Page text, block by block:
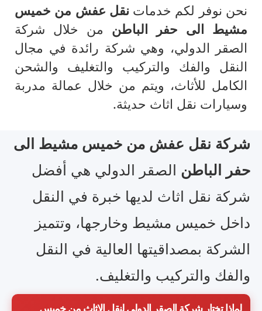
نحن نوفر لكم خدمات نقل عفش من خميس
مشيط الى حفر الباطنمن خلال شركة
الصقر الدولي، وهي شركة رائدة في مجال
النقل والفك والتركيب والتغليف والشحن
الكامل للأثاث، ويتم من خلال عمالة مدربة
وسيارات نقل اثاث حديثة.
شركة نقل عفش من خميس مشيط الى
حفر الباطنالصقر الدولي هي أفضل
شركة نقل اثاث لديها خبرة في النقل
داخل خميس مشيط وخارجها، وتتميز
الشركة بمصداقيتها العالية في النقل
والفك والتركيب والتغليف.
لماذا تختار شركة الصقر الدولي لنقل الاثاث من خميس